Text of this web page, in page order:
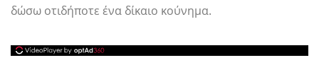
δώσω οτιδήποτε ένα δίκαιο κούνημα.